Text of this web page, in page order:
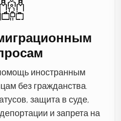
иностранным
без гражданства.
защита в суде,
и запрета на